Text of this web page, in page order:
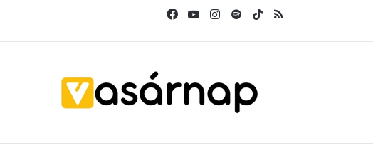
FacebookYouTubeInstagram
SpotifyTikTok